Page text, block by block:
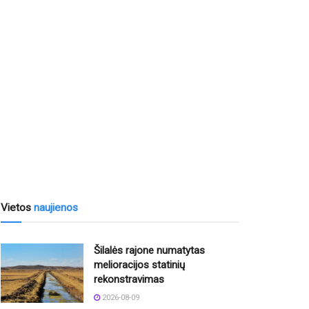
Vietos naujienos
Šilalės rajone numatytas
melioracijos statinių
rekonstravimas
2026-08-09